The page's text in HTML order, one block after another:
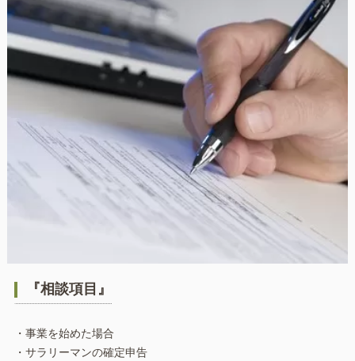
『相談項目』
・事業を始めた場合
・サラリーマンの確定申告